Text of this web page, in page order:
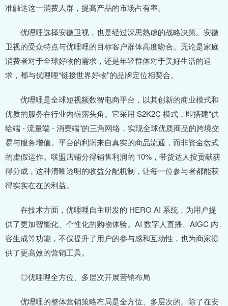
准触达这一消费人群，提高产品的市场占有率。
优哩哩选择安徽卫视，也是经过深思熟虑的战略决策。安徽
卫视的受众特点与优哩哩的目标客户群体高度吻合。无论是家庭
消费者对于全球好物的需求，还是年轻群体对于美好生活的追
求，都与优哩哩“链接世界好物”的品牌定位相契合。
优哩哩是全球短视频数智电商平台，以其创新的商业模式和
优质的服务在行业内崭露头角。它采用 S2K2C 模式，即搭建“供
给端 - 流量端 - 消费端”的三角网络，实现全球优质商品的跨境交
易与服务增值。平台的利润来自真实的商品流通，而非资金盘式
的虚假运作。联盟店铺分得销售利润的 10%，带货达人按贡献获
得分成，这种清晰透明的收益分配机制，让每一位参与者都能获
得实实在在的利益。
在技术方面，优哩哩自主研发的 HERO AI 系统，为用户提
供了更加智能化、个性化的购物体验。AI 数字人直播、AIGC 内
容生成等功能，不仅提升了用户的参与感和互动性，也为商家提
供了更高效的营销工具。
◎优哩哩全方位、多层次开展营销布局
优哩哩的整体营销策略布局是全方位、多层次的。除了在安